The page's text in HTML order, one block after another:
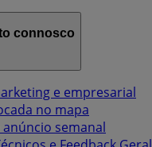
connosco
e empresarial
no mapa
anúncio semanal